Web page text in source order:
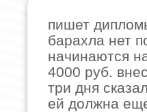
пишет
барахла нет
начинаются
4000 руб.
три дня
ей должна